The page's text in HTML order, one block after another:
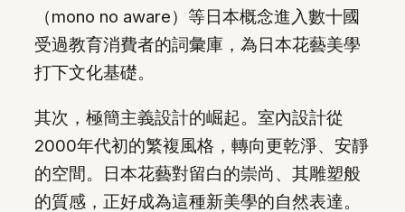
（mono no aware）等日本概念進入數十國
受過教育消費者的詞彙庫，為日本花藝美學
打下文化基礎。
其次，極簡主義設計的崛起。室內設計從
2000年代初的繁複風格，轉向更乾淨、安靜
的空間。日本花藝對留白的崇尚、其雕塑般
的質感，正好成為這種新美學的自然表達。